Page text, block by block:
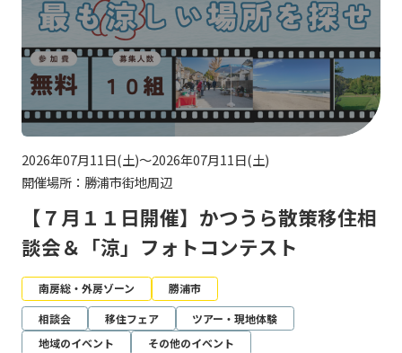
2026年07月11日(土)～2026年07月11日(土)
開催場所：勝浦市街地周辺
【７月１１日開催】かつうら散策移住相
談会＆「涼」フォトコンテスト
南房総・外房ゾーン
勝浦市
相談会
移住フェア
ツアー・現地体験
地域のイベント
その他のイベント